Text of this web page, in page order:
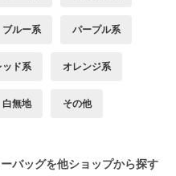
ブルー系 パープル系
ッド系 オレンジ系
白無地 その他
バッグを他ショップから探す